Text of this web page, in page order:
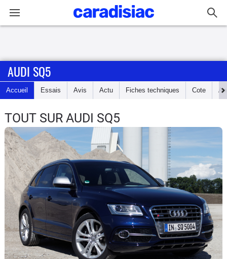
Accueil
Actu
Essais
Guide
d'achat
Electriques
Utilitaires
Flottes
Auto
AUDI SQ5
Accueil Essais Avis Actu Fiches techniques Cote
TOUT SUR AUDI SQ5